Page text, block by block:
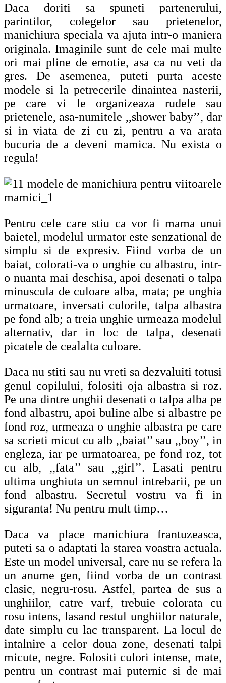
Daca doriti sa spuneti partenerului,
parintilor, colegelor sau prietenelor,
manichiura speciala va ajuta intr-o maniera
originala. Imaginile sunt de cele mai multe
ori mai pline de emotie, asa ca nu veti da
gres. De asemenea, puteti purta aceste
modele si la petrecerile dinaintea nasterii,
pe care vi le organizeaza rudele sau
prietenele, asa-numitele ,,shower baby’’, dar
si in viata de zi cu zi, pentru a va arata
bucuria de a deveni mamica. Nu exista o
regula!
Pentru cele care stiu ca vor fi mama unui
baietel, modelul urmator este senzational de
simplu si de expresiv. Fiind vorba de un
baiat, colorati-va o unghie cu albastru, intr-
o nuanta mai deschisa, apoi desenati o talpa
minuscula de culoare alba, mata; pe unghia
urmatoare, inversati culorile, talpa albastra
pe fond alb; a treia unghie urmeaza modelul
alternativ, dar in loc de talpa, desenati
picatele de cealalta culoare.
Daca nu stiti sau nu vreti sa dezvaluiti totusi
genul copilului, folositi oja albastra si roz.
Pe una dintre unghii desenati o talpa alba pe
fond albastru, apoi buline albe si albastre pe
fond roz, urmeaza o unghie albastra pe care
sa scrieti micut cu alb ,,baiat’’ sau ,,boy’’, in
engleza, iar pe urmatoarea, pe fond roz, tot
cu alb, ,,fata’’ sau ,,girl’’. Lasati pentru
ultima unghiuta un semnul intrebarii, pe un
fond albastru. Secretul vostru va fi in
siguranta! Nu pentru mult timp…
Daca va place manichiura frantuzeasca,
puteti sa o adaptati la starea voastra actuala.
Este un model universal, care nu se refera la
un anume gen, fiind vorba de un contrast
clasic, negru-rosu. Astfel, partea de sus a
unghiilor, catre varf, trebuie colorata cu
rosu intens, lasand restul unghiilor naturale,
date simplu cu lac transparent. La locul de
intalnire a celor doua zone, desenati talpi
micute, negre. Folositi culori intense, mate,
pentru un contrast mai puternic si de mai